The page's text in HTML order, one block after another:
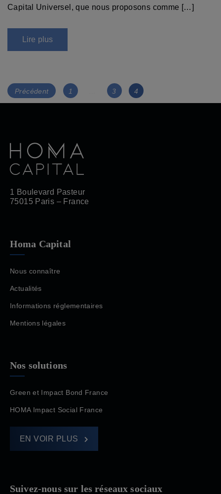
Capital Universel, que nous proposons comme […]
Lire plus
Navigation
des
Précédent Page
1 Page
3 Page
4
1 Boulevard Pasteur
75015 Paris – France
Homa Capital
Nous connaître
Actualités
Informations réglementaires
Mentions légales
Nos solutions
Green et Impact Bond France
HOMA Impact Social France
EN VOIR PLUS
Suivez-nous sur les réseaux sociaux